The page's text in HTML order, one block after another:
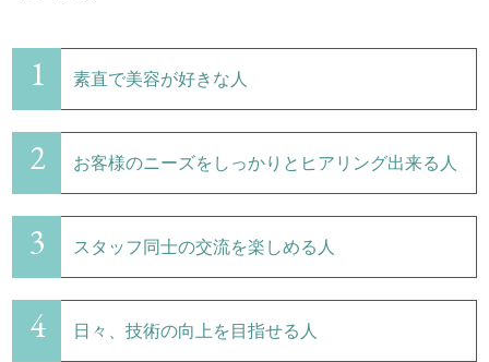
1 素直で美容が好きな人
2 お客様のニーズをしっかりとヒアリング出来る人
3 スタッフ同士の交流を楽しめる人
4 日々、技術の向上を目指せる人